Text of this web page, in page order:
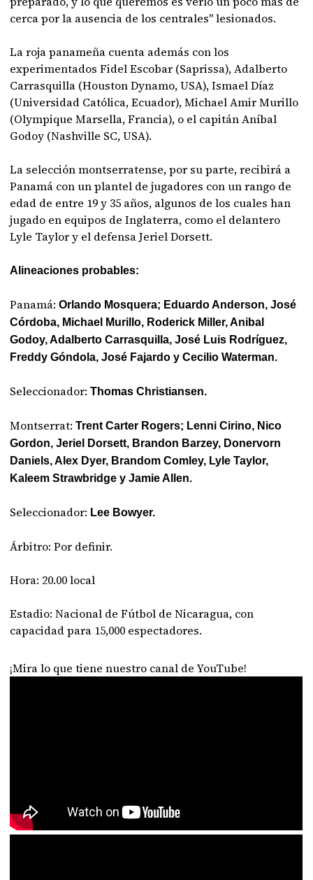
cerca por la ausencia de los centrales" lesionados.
La roja panameña cuenta además con los
experimentados Fidel Escobar (Saprissa), Adalberto
Carrasquilla (Houston Dynamo, USA), Ismael Díaz
(Universidad Católica, Ecuador), Michael Amir Murillo
(Olympique Marsella, Francia), o el capitán Aníbal
Godoy (Nashville SC, USA).
La selección montserratense, por su parte, recibirá a
Panamá con un plantel de jugadores con un rango de
edad de entre 19 y 35 años, algunos de los cuales han
jugado en equipos de Inglaterra, como el delantero
Lyle Taylor y el defensa Jeriel Dorsett.
Alineaciones probables:
Panamá:Orlando Mosquera; Eduardo Anderson, José
Córdoba, Michael Murillo, Roderick Miller, Anibal
Godoy, Adalberto Carrasquilla, José Luis Rodríguez,
Freddy Góndola, José Fajardo y Cecilio Waterman.
Seleccionador:Thomas Christiansen.
Montserrat:Trent Carter Rogers; Lenni Cirino, Nico
Gordon, Jeriel Dorsett, Brandon Barzey, Donervorn
Daniels, Alex Dyer, Brandom Comley, Lyle Taylor,
Kaleem Strawbridge y Jamie Allen.
Seleccionador: Lee Bowyer.
Árbitro: Por definir.
Hora: 20.00 local
Estadio: Nacional de Fútbol de Nicaragua, con
capacidad para 15,000 espectadores.
¡Mira lo que tiene nuestro canal de YouTube!